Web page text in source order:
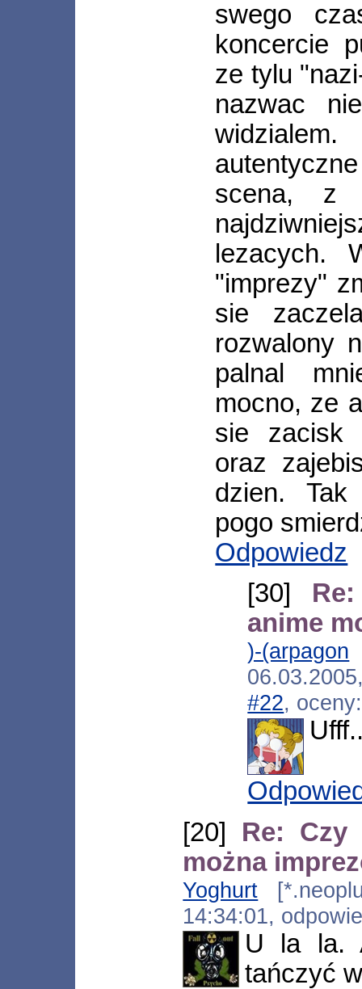
swego
koncercie
ze tylu
nazwac
scena, z
lezacych.
"imprezy"
sie
rozwalony
palnal
mocno, ze
sie zacisk
oraz
dzien.
pogo
Odpowiedz
[30]
anime
)-(arpagon
#22,
[20] Re: Czy
można
Yoghurt
14:34:01,
U la la.
tańczyć